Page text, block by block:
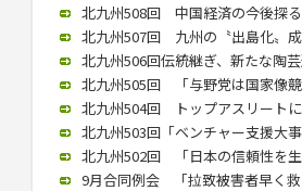
北九州508回 中国経済の今後探
北九州507回 九州の〝出島化〟
北九州506回伝統継ぎ、新たな陶
北九州505回 「与野党は国家像
北九州504回 トップアスリート
北九州503回「ベンチャー支援大
北九州502回 「日本の信頼性を
9月合同例会 「拉致被害者早く